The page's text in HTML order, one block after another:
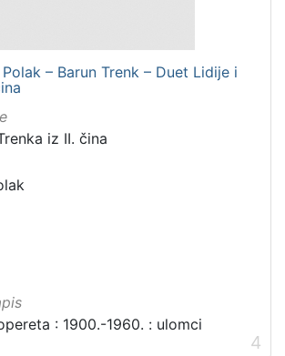
– Barun Trenk – Duet Lidije i
iz II. čina
: 1900.-1960. : ulomci
4